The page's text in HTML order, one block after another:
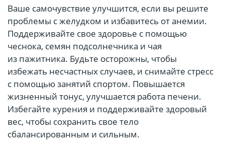
Ваше самочувствие улучшится, если вы решите
проблемы с желудком и избавитесь от анемии.
Поддерживайте свое здоровье с помощью
чеснока, семян подсолнечника и чая
из пажитника. Будьте осторожны, чтобы
избежать несчастных случаев, и снимайте стресс
с помощью занятий спортом. Повышается
жизненный тонус, улучшается работа печени.
Избегайте курения и поддерживайте здоровый
вес, чтобы сохранить свое тело
сбалансированным и сильным.